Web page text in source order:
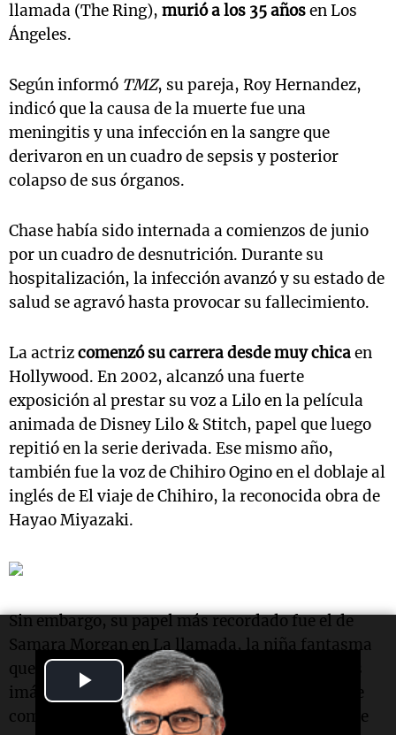
Play
Video
llamada (The Ring), murió a los 35 añosen Los
Ángeles.
Según informó TMZ, su pareja, Roy Hernandez,
indicó que la causa de la muerte fue una
meningitis y una infección en la sangre que
derivaron en un cuadro de sepsis y posterior
colapso de sus órganos.
Chase había sido internada a comienzos de junio
por un cuadro de desnutrición. Durante su
hospitalización, la infección avanzó y su estado de
salud se agravó hasta provocar su fallecimiento.
La actrizcomenzó su carrera desde muy chicaen
Hollywood. En 2002, alcanzó una fuerte
exposición al prestar su voz a Lilo en la película
animada de Disney Lilo & Stitch, papel que luego
repitió en la serie derivada. Ese mismo año,
también fue la voz de Chihiro Ogino en el doblaje al
inglés de El viaje de Chihiro, la reconocida obra de
Hayao Miyazaki.
Sin embargo, su papel más recordado fue el de
Samara Morgan en La llamada, la niña fantasma
que emerge del pozo y se convirtió en una de las
imágenes más inquietantes del cine de terror de
comienzos de los 2000. Por esa actuación, Chase